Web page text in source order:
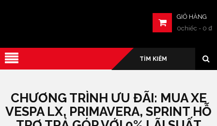
GIỎ HÀNG
0chiếc - 0 ₫
CHƯƠNG TRÌNH ƯU ĐÃI: MUA XE
VESPA LX, PRIMAVERA, SPRINT HỖ